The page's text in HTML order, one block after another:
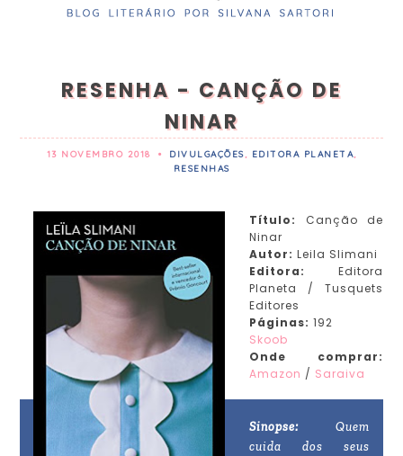
RESENHA - CANÇÃO DE
NINAR
13 NOVEMBRO 2018 • DIVULGAÇÕES, EDITORA PLANETA,
RESENHAS
Título: Canção de
Ninar
Autor: Leila Slimani
Editora:
Editora
Planeta / Tusquets
Editores
Páginas: 192
Skoob
Onde comprar:
Amazon / Saraiva
Sinopse: Quem
cuida dos seus